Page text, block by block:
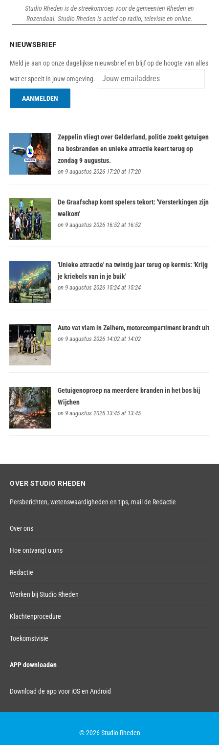
Studio Rheden is de streekomroep voor de gemeenten Rheden en
Rozendaal. Studio Rheden is actief op radio, televisie en online.
NIEUWSBRIEF
Meld je aan op onze dagelijkse nieuwsbrief en blijf op de hoogte van alles
wat er speelt in jouw omgeving.
Zeppelin vliegt over Gelderland, politie zoekt getuigen
na bosbranden en unieke attractie keert terug op
zondag 9 augustus.
on 9 augustus 2026 17:20 at 17:20
De Graafschap komt spelers tekort: 'Versterkingen zijn
welkom'
on 9 augustus 2026 16:52 at 16:52
'Unieke attractie' na twintig jaar terug op kermis: 'Krijg
je kriebels van in je buik'
on 9 augustus 2026 15:24 at 15:24
Auto vat vlam in Zelhem, motorcompartiment brandt uit
on 9 augustus 2026 14:02 at 14:02
Getuigenoproep na meerdere branden in het bos bij
Wijchen
on 9 augustus 2026 13:45 at 13:45
OVER STUDIO RHEDEN
Persberichten, wetenswaardigheden en tips, mail de Redactie
Over ons
Hoe ontvangt u ons
Redactie
Werken bij Studio Rheden
Klachtenprocedure
Toekomstvisie
APP downloaden
Download de app voor iOS en Android
© 2026 Studio Rheden